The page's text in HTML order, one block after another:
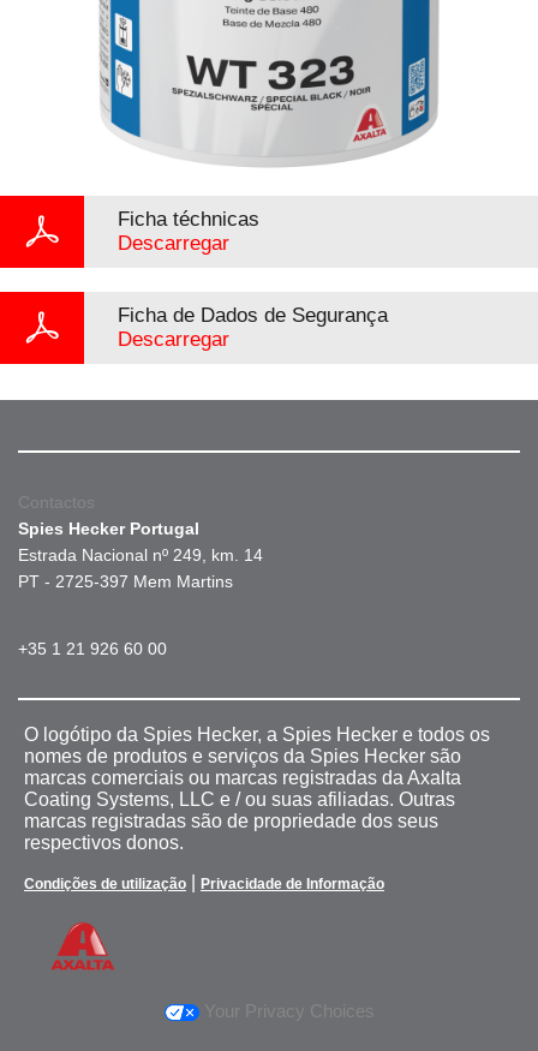
Ficha téchnicas
Descarregar
Ficha de Dados de Segurança
Descarregar
Contactos
Spies Hecker Portugal
Estrada Nacional nº 249, km. 14
PT - 2725-397 Mem Martins
+35 1 21 926 60 00
O logótipo da Spies Hecker, a Spies Hecker e todos os
nomes de produtos e serviços da Spies Hecker são
marcas comerciais ou marcas registradas da Axalta
Coating Systems, LLC e / ou suas afiliadas. Outras
marcas registradas são de propriedade dos seus
respectivos donos.
Condições de utilização Privacidade de Informação
Your Privacy Choices